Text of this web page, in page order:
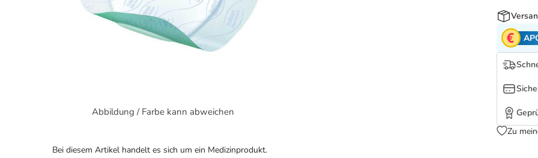
Abbildung / Farbe kann abweichen
Zu
Bei diesem Artikel handelt es sich um ein Medizinprodukt.